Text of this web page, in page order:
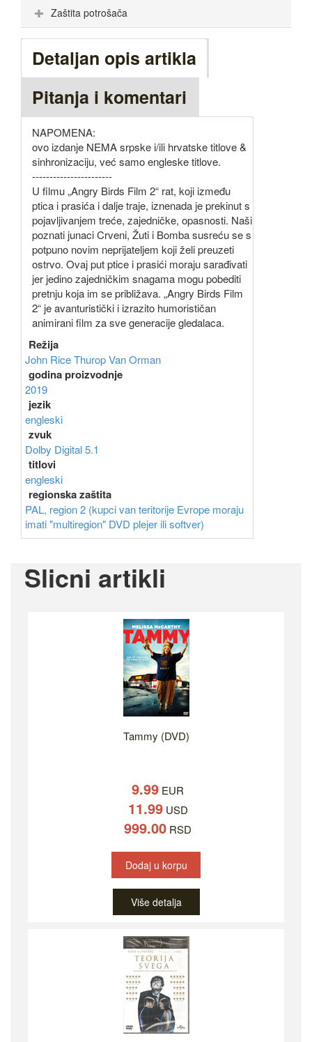
Zaštita potrošača
Detaljan opis artikla
Pitanja i komentari
NAPOMENA:
ovo izdanje NEMA srpske i/ili hrvatske titlove &
sinhronizaciju, već samo engleske titlove.
-----------------------
U filmu „Angry Birds Film 2“ rat, koji između
ptica i prasića i dalje traje, iznenada je prekinut s
pojavljivanjem treće, zajedničke, opasnosti. Naši
poznati junaci Crveni, Žuti i Bomba susreću se s
potpuno novim neprijateljem koji želi preuzeti
ostrvo. Ovaj put ptice i prasići moraju sarađivati
jer jedino zajedničkim snagama mogu pobediti
pretnju koja im se približava. „Angry Birds Film
2“ je avanturistički i izrazito humorističan
animirani film za sve generacije gledalaca.
Režija
John RiceThurop Van Orman
godina proizvodnje
2019
jezik
engleski
zvuk
Dolby Digital 5.1
titlovi
engleski
regionska zaštita
PAL, region 2 (kupci van teritorije Evrope moraju
imati "multiregion" DVD plejer ili softver)
Slicni artikli
Tammy (DVD)
9.99 EUR
11.99USD
999.00 RSD
Dodaj u korpu
Više detalja